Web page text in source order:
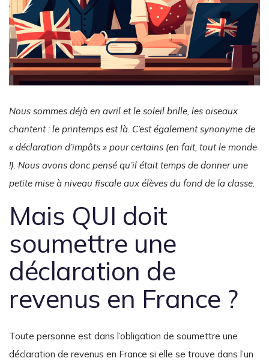
Nous sommes déjà en avril et le soleil brille, les oiseaux
chantent : le printemps est là. C’est également synonyme de
« déclaration d’impôts » pour certains (en fait, tout le monde
!). Nous avons donc pensé qu’il était temps de donner une
petite mise à niveau fiscale aux élèves du fond de la classe.
Mais QUI doit
soumettre une
déclaration de
revenus en France ?
Toute personne est dans l’obligation de soumettre une
déclaration de revenus en France si elle se trouve dans l’un